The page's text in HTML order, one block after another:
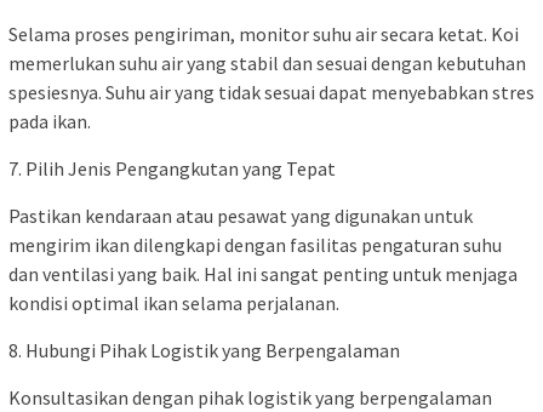
Selama proses pengiriman, monitor suhu air secara ketat. Koi
memerlukan suhu air yang stabil dan sesuai dengan kebutuhan
spesiesnya. Suhu air yang tidak sesuai dapat menyebabkan stres
pada ikan.
7. Pilih Jenis Pengangkutan yang Tepat
Pastikan kendaraan atau pesawat yang digunakan untuk
mengirim ikan dilengkapi dengan fasilitas pengaturan suhu
dan ventilasi yang baik. Hal ini sangat penting untuk menjaga
kondisi optimal ikan selama perjalanan.
8. Hubungi Pihak Logistik yang Berpengalaman
Konsultasikan dengan pihak logistik yang berpengalaman